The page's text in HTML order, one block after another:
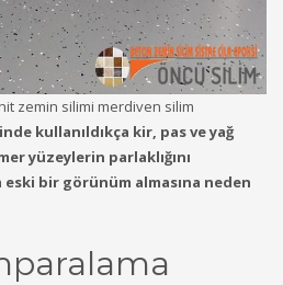
zemin silimi merdiven silim
kullanıldıkça kir, pas ve yağ
yüzeylerin parlaklığını
bir görünüm almasına neden